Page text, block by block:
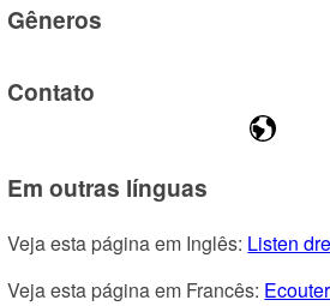
Gêneros
Contato
Em outras línguas
Veja esta página em Inglês: Listen
Veja esta página em Francês: